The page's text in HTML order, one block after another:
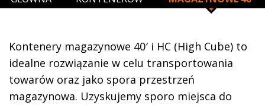
Kontenery magazynowe 40′ i HC (High Cube) to
idealne rozwiązanie w celu transportowania
towarów oraz jako spora przestrzeń
magazynowa. Uzyskujemy sporo miejsca do